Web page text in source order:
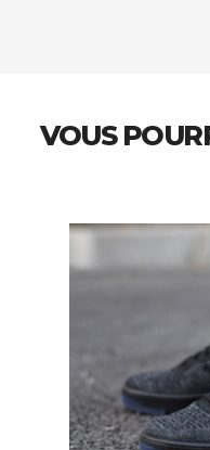
VOUS